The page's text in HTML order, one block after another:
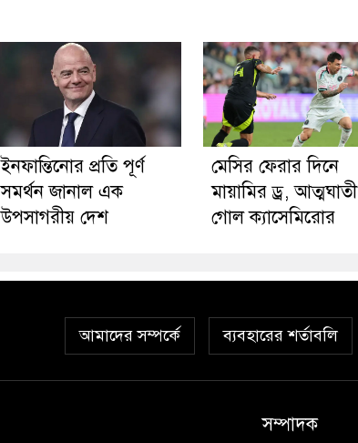
ইনফান্তিনোর প্রতি পূর্ণ
সমর্থন জানাল এক
উপসাগরীয় দেশ
মেসির ফেরার দিনে
মায়ামির ড্র, আত্মঘাতী
গোল ক্যাসেমিরোর
আমাদের সম্পর্কে ব্যবহারের শর্তাবলি
সম্পাদক